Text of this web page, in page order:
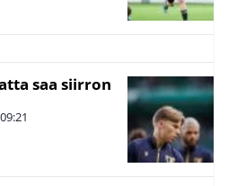
saa siirron
09:21